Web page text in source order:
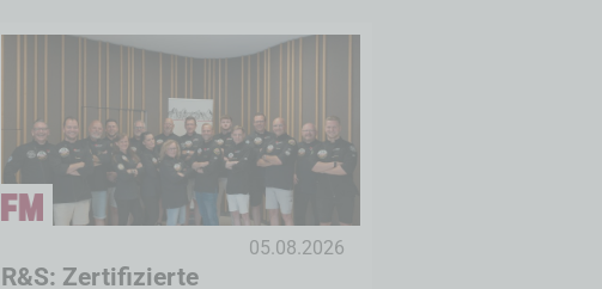
05.08.2026
R&S: Zertifizierte